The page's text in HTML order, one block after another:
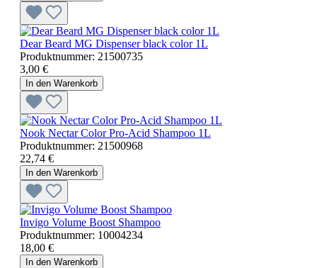
Dear Beard MG Dispenser black color 1L
Produktnummer: 21500735
3,00 €
In den Warenkorb
Nook Nectar Color Pro-Acid Shampoo 1L
Produktnummer: 21500968
22,74 €
In den Warenkorb
Invigo Volume Boost Shampoo
Produktnummer: 10004234
18,00 €
In den Warenkorb